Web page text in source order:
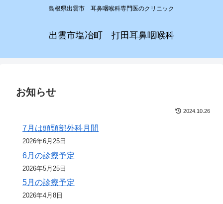
島根県出雲市 耳鼻咽喉科専門医のクリニック
出雲市塩冶町 打田耳鼻咽喉科
お知らせ
2024.10.26
7月は頭頸部外科月間
2026年6月25日
6月の診療予定
2026年5月25日
5月の診療予定
2026年4月8日